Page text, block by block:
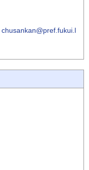
chusankan@pref.fukui.l